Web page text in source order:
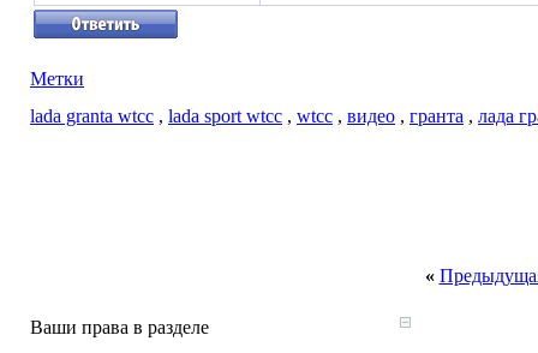
Метки
lada granta wtcc , lada sport wtcc , wtcc , видео , гранта , лада
«
Ваши права в разделе